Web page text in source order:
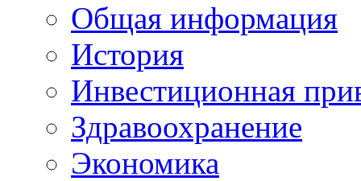
Общая информация
История
Инвестиционная
Здравоохранение
Экономика